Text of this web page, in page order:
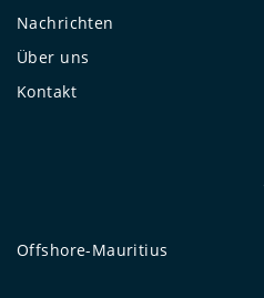
Nachrichten
Über uns
Kontakt
Offshore-Mauritius